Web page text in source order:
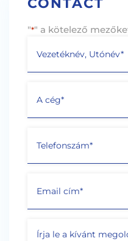
CONTACT
"*" a kötelező